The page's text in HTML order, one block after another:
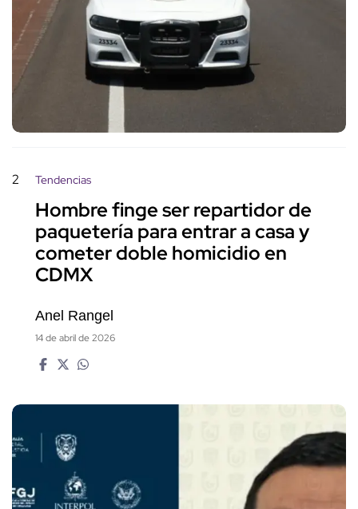
2 Tendencias
Hombre finge ser repartidor de
paquetería para entrar a casa y
cometer doble homicidio en
CDMX
Anel Rangel
14 de abril de 2026